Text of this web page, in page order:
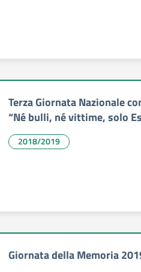
Terza Giornata Nazionale
“Né bulli, né vittime, solo
2018/2019
Giornata della Memoria